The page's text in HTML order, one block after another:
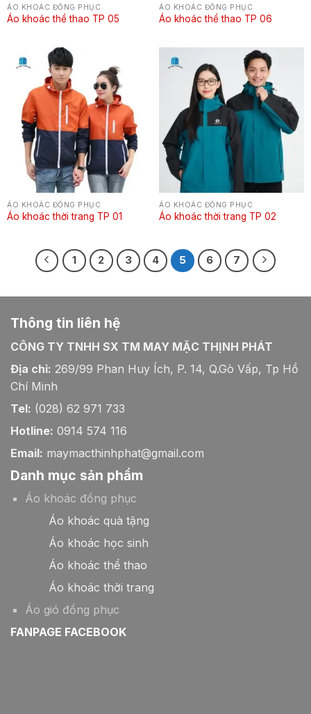
ÁO KHOÁC ĐỒNG PHỤC
Áo khoác thể thao TP 05
ÁO KHOÁC ĐỒNG PHỤC
Áo khoác thể thao TP 06
ÁO KHOÁC ĐỒNG PHỤC
Áo khoác thời trang TP 01
ÁO KHOÁC ĐỒNG PHỤC
Áo khoác thời trang TP 02
1 2 3 4 5 6 7
Thông tin liên hệ
CÔNG TY TNHH SX TM MAY MẶC THỊNH PHÁT
Địa chỉ: 269/99 Phan Huy Ích, P. 14, Q.Gò Vấp, Tp Hồ
Chí Minh
Tel: (028) 62 971 733
Hotline: 0914 574 116
Email: maymacthinhphat@gmail.com
Danh mục sản phẩm
Áo khoác đồng phục
Áo khoác quà tặng
Áo khoác học sinh
Áo khoác thể thao
Áo khoác thời trang
Áo gió đồng phục
FANPAGE FACEBOOK